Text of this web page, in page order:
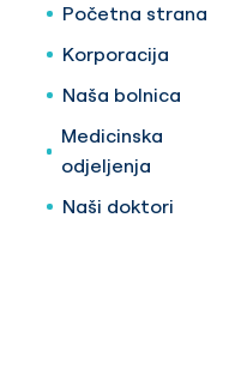
Početna strana
Korporacija
Naša bolnica
Medicinska
odjeljenja
Naši doktori